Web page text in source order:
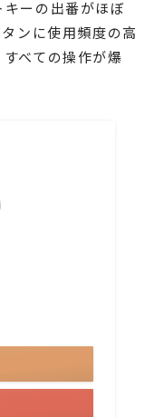
ーの出番がほぼ
ンに使用頻度の高
べての操作が爆